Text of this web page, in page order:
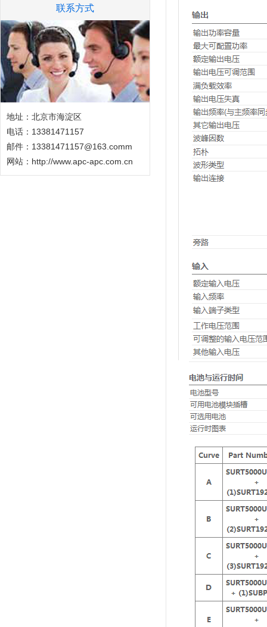
联系方式
地址：北京市海淀区
电话：13381471157
邮件：13381471157@163.comm
网站： http://www.apc-apc.com.cn